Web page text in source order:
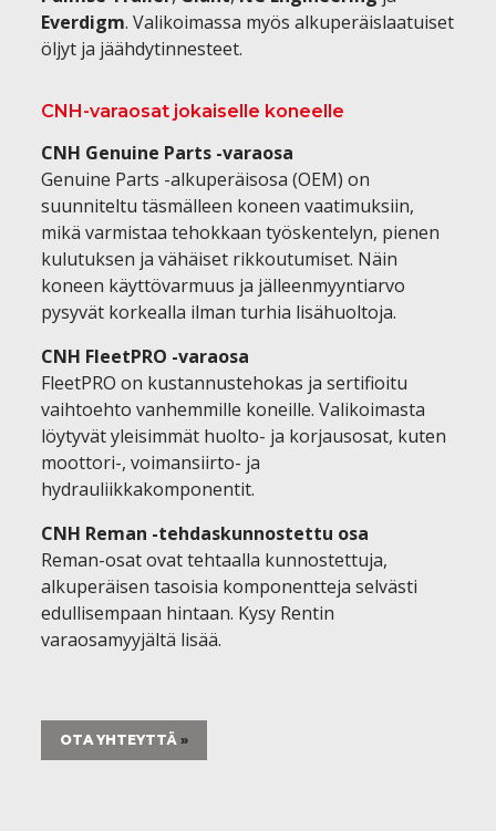
Everdigm. Valikoimassa myös alkuperäislaatuiset
öljyt ja jäähdytinnesteet.
CNH-varaosat jokaiselle koneelle
CNH Genuine Parts -varaosa
Genuine Parts -alkuperäisosa (OEM) on
suunniteltu täsmälleen koneen vaatimuksiin,
mikä varmistaa tehokkaan työskentelyn, pienen
kulutuksen ja vähäiset rikkoutumiset. Näin
koneen käyttövarmuus ja jälleenmyyntiarvo
pysyvät korkealla ilman turhia lisähuoltoja.
CNH FleetPRO -varaosa
FleetPRO on kustannustehokas ja sertifioitu
vaihtoehto vanhemmille koneille. Valikoimasta
löytyvät yleisimmät huolto- ja korjausosat, kuten
moottori-, voimansiirto- ja
hydrauliikkakomponentit.
CNH Reman -tehdaskunnostettu osa
Reman-osat ovat tehtaalla kunnostettuja,
alkuperäisen tasoisia komponentteja selvästi
edullisempaan hintaan. Kysy Rentin
varaosamyyjältä lisää.
OTA YHTEYTTÄ